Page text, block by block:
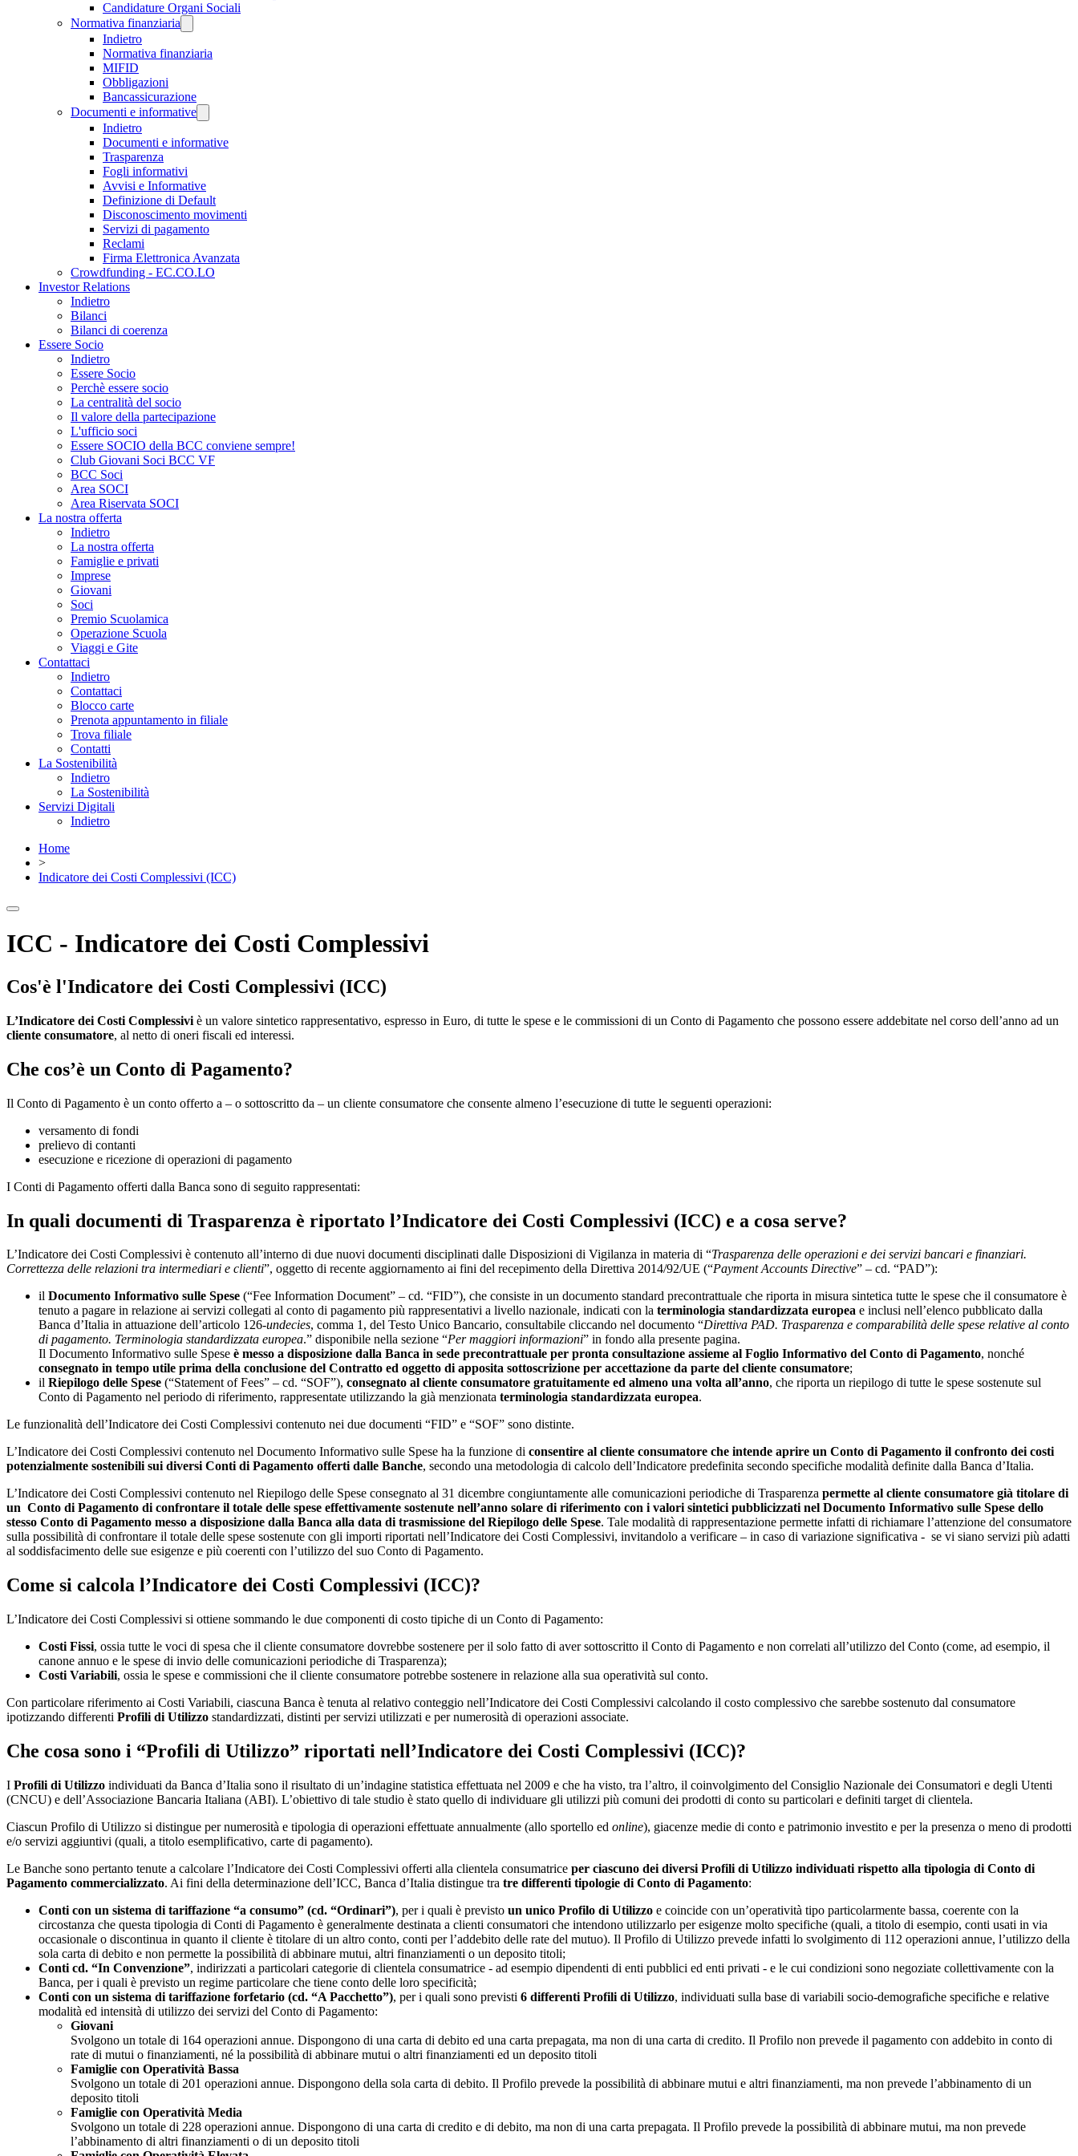
Candidature Organi Sociali
Normativa finanziaria
Indietro
Normativa finanziaria
MIFID
Obbligazioni
Bancassicurazione
Documenti e informative
Indietro
Documenti e informative
Trasparenza
Fogli informativi
Avvisi e Informative
Definizione di Default
Disconoscimento movimenti
Servizi di pagamento
Reclami
Firma Elettronica Avanzata
Crowdfunding - EC.CO.LO
Investor Relations
Indietro
Bilanci
Bilanci di coerenza
Essere Socio
Indietro
Essere Socio
Perchè essere socio
La centralità del socio
Il valore della partecipazione
L'ufficio soci
Essere SOCIO della BCC conviene sempre!
Club Giovani Soci BCC VF
BCC Soci
Area SOCI
Area Riservata SOCI
La nostra offerta
Indietro
La nostra offerta
Famiglie e privati
Imprese
Giovani
Soci
Premio Scuolamica
Operazione Scuola
Viaggi e Gite
Contattaci
Indietro
Contattaci
Blocco carte
Prenota appuntamento in filiale
Trova filiale
Contatti
La Sostenibilità
Indietro
La Sostenibilità
Servizi Digitali
Indietro
Home
>
Indicatore dei Costi Complessivi (ICC)
ICC - Indicatore dei Costi Complessivi
Cos'è l'Indicatore dei Costi Complessivi (ICC)
L’Indicatore dei Costi Complessivi è un valore sintetico rappresentativo, espresso in Euro, di tutte le spese e le commissioni di un Conto di Pagamento che possono essere addebitate nel corso dell’anno ad un
cliente consumatore, al netto di oneri fiscali ed interessi.
Che cos’è un Conto di Pagamento?
Il Conto di Pagamento è un conto offerto a – o sottoscritto da – un cliente consumatore che consente almeno l’esecuzione di tutte le seguenti operazioni:
versamento di fondi
prelievo di contanti
esecuzione e ricezione di operazioni di pagamento
I Conti di Pagamento offerti dalla Banca sono di seguito rappresentati:
In quali documenti di Trasparenza è riportato l’Indicatore dei Costi Complessivi (ICC) e a cosa serve?
L’Indicatore dei Costi Complessivi è contenuto all’interno di due nuovi documenti disciplinati dalle Disposizioni di Vigilanza in materia di “Trasparenza delle operazioni e dei servizi bancari e finanziari.
Correttezza delle relazioni tra intermediari e clienti”, oggetto di recente aggiornamento ai fini del recepimento della Direttiva 2014/92/UE (“Payment Accounts Directive” – cd. “PAD”):
il Documento Informativo sulle Spese (“Fee Information Document” – cd. “FID”), che consiste in un documento standard precontrattuale che riporta in misura sintetica tutte le spese che il consumatore è
tenuto a pagare in relazione ai servizi collegati al conto di pagamento più rappresentativi a livello nazionale, indicati con la terminologia standardizzata europea e inclusi nell’elenco pubblicato dalla
Banca d’Italia in attuazione dell’articolo 126-undecies, comma 1, del Testo Unico Bancario, consultabile cliccando nel documento “Direttiva PAD. Trasparenza e comparabilità delle spese relative al conto
di pagamento. Terminologia standardizzata europea.” disponibile nella sezione “Per maggiori informazioni” in fondo alla presente pagina.
Il Documento Informativo sulle Spese è messo a disposizione dalla Banca in sede precontrattuale per pronta consultazione assieme al Foglio Informativo del Conto di Pagamento, nonché
consegnato in tempo utile prima della conclusione del Contratto ed oggetto di apposita sottoscrizione per accettazione da parte del cliente consumatore;
il Riepilogo delle Spese (“Statement of Fees” – cd. “SOF”), consegnato al cliente consumatore gratuitamente ed almeno una volta all’anno, che riporta un riepilogo di tutte le spese sostenute sul
Conto di Pagamento nel periodo di riferimento, rappresentate utilizzando la già menzionata terminologia standardizzata europea.
Le funzionalità dell’Indicatore dei Costi Complessivi contenuto nei due documenti “FID” e “SOF” sono distinte.
L’Indicatore dei Costi Complessivi contenuto nel Documento Informativo sulle Spese ha la funzione di consentire al cliente consumatore che intende aprire un Conto di Pagamento il confronto dei costi
potenzialmente sostenibili sui diversi Conti di Pagamento offerti dalle Banche, secondo una metodologia di calcolo dell’Indicatore predefinita secondo specifiche modalità definite dalla Banca d’Italia.
L’Indicatore dei Costi Complessivi contenuto nel Riepilogo delle Spese consegnato al 31 dicembre congiuntamente alle comunicazioni periodiche di Trasparenza permette al cliente consumatore già titolare di
un Conto di Pagamento di confrontare il totale delle spese effettivamente sostenute nell’anno solare di riferimento con i valori sintetici pubblicizzati nel Documento Informativo sulle Spese dello
stesso Conto di Pagamento messo a disposizione dalla Banca alla data di trasmissione del Riepilogo delle Spese. Tale modalità di rappresentazione permette infatti di richiamare l’attenzione del consumatore
sulla possibilità di confrontare il totale delle spese sostenute con gli importi riportati nell’Indicatore dei Costi Complessivi, invitandolo a verificare – in caso di variazione significativa - se vi siano servizi più adatti
al soddisfacimento delle sue esigenze e più coerenti con l’utilizzo del suo Conto di Pagamento.
Come si calcola l’Indicatore dei Costi Complessivi (ICC)?
L’Indicatore dei Costi Complessivi si ottiene sommando le due componenti di costo tipiche di un Conto di Pagamento:
Costi Fissi, ossia tutte le voci di spesa che il cliente consumatore dovrebbe sostenere per il solo fatto di aver sottoscritto il Conto di Pagamento e non correlati all’utilizzo del Conto (come, ad esempio, il
canone annuo e le spese di invio delle comunicazioni periodiche di Trasparenza);
Costi Variabili, ossia le spese e commissioni che il cliente consumatore potrebbe sostenere in relazione alla sua operatività sul conto.
Con particolare riferimento ai Costi Variabili, ciascuna Banca è tenuta al relativo conteggio nell’Indicatore dei Costi Complessivi calcolando il costo complessivo che sarebbe sostenuto dal consumatore
ipotizzando differenti Profili di Utilizzo standardizzati, distinti per servizi utilizzati e per numerosità di operazioni associate.
Che cosa sono i “Profili di Utilizzo” riportati nell’Indicatore dei Costi Complessivi (ICC)?
I Profili di Utilizzo individuati da Banca d’Italia sono il risultato di un’indagine statistica effettuata nel 2009 e che ha visto, tra l’altro, il coinvolgimento del Consiglio Nazionale dei Consumatori e degli Utenti
(CNCU) e dell’Associazione Bancaria Italiana (ABI). L’obiettivo di tale studio è stato quello di individuare gli utilizzi più comuni dei prodotti di conto su particolari e definiti target di clientela.
Ciascun Profilo di Utilizzo si distingue per numerosità e tipologia di operazioni effettuate annualmente (allo sportello ed online), giacenze medie di conto e patrimonio investito e per la presenza o meno di prodotti
e/o servizi aggiuntivi (quali, a titolo esemplificativo, carte di pagamento).
Le Banche sono pertanto tenute a calcolare l’Indicatore dei Costi Complessivi offerti alla clientela consumatrice per ciascuno dei diversi Profili di Utilizzo individuati rispetto alla tipologia di Conto di
Pagamento commercializzato. Ai fini della determinazione dell’ICC, Banca d’Italia distingue tra tre differenti tipologie di Conto di Pagamento:
Conti con un sistema di tariffazione “a consumo” (cd. “Ordinari”), per i quali è previsto un unico Profilo di Utilizzo e coincide con un’operatività tipo particolarmente bassa, coerente con la
circostanza che questa tipologia di Conti di Pagamento è generalmente destinata a clienti consumatori che intendono utilizzarlo per esigenze molto specifiche (quali, a titolo di esempio, conti usati in via
occasionale o discontinua in quanto il cliente è titolare di un altro conto, conti per l’addebito delle rate del mutuo). Il Profilo di Utilizzo prevede infatti lo svolgimento di 112 operazioni annue, l’utilizzo della
sola carta di debito e non permette la possibilità di abbinare mutui, altri finanziamenti o un deposito titoli;
Conti cd. “In Convenzione”, indirizzati a particolari categorie di clientela consumatrice - ad esempio dipendenti di enti pubblici ed enti privati - e le cui condizioni sono negoziate collettivamente con la
Banca, per i quali è previsto un regime particolare che tiene conto delle loro specificità;
Conti con un sistema di tariffazione forfetario (cd. “A Pacchetto”), per i quali sono previsti 6 differenti Profili di Utilizzo, individuati sulla base di variabili socio-demografiche specifiche e relative
modalità ed intensità di utilizzo dei servizi del Conto di Pagamento:
Giovani
Svolgono un totale di 164 operazioni annue. Dispongono di una carta di debito ed una carta prepagata, ma non di una carta di credito. Il Profilo non prevede il pagamento con addebito in conto di
rate di mutui o finanziamenti, né la possibilità di abbinare mutui o altri finanziamenti ed un deposito titoli
Famiglie con Operatività Bassa
Svolgono un totale di 201 operazioni annue. Dispongono della sola carta di debito. Il Profilo prevede la possibilità di abbinare mutui e altri finanziamenti, ma non prevede l’abbinamento di un
deposito titoli
Famiglie con Operatività Media
Svolgono un totale di 228 operazioni annue. Dispongono di una carta di credito e di debito, ma non di una carta prepagata. Il Profilo prevede la possibilità di abbinare mutui, ma non prevede
l’abbinamento di altri finanziamenti o di un deposito titoli